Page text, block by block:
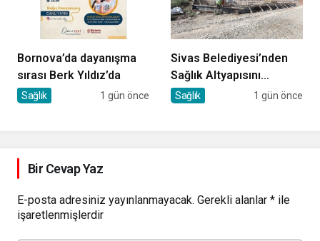
Bornova’da dayanışma
sırası Berk Yıldız’da
Sağlık 1 gün önce
Sivas Belediyesi’nden
Sağlık Altyapısını
Güçlendirecek Yatırım
Sağlık 1 gün önce
Bir Cevap Yaz
E-posta adresiniz yayınlanmayacak. Gerekli alanlar * ile
işaretlenmişlerdir